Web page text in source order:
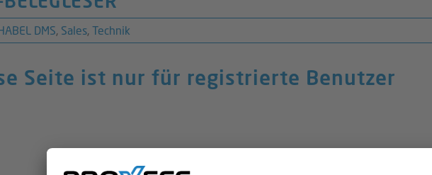
DMS, Sales,Technik
Seite ist nur für registrierte Benutzer